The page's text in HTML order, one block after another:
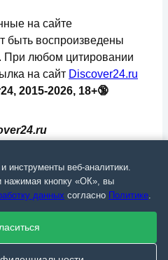
🔐 📝 ⚙️
информационных
коммуникаций
номер: ЭЛ №
на сайте
быть воспроизведены
любом цитировании
на сайт Discover24.ru
2015-2026, 18+🔞
инструменты веб-аналитики.
нажимая кнопку «ОК», вы
данных согласно Политике.